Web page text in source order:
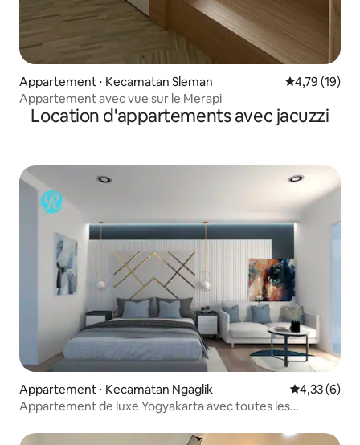
Appartement ⋅ Kecamatan Sleman Évaluation
4,79 (19)
Appartement avec vue sur le Merapi
Location d'appartements avec jacuzzi
Appartement ⋅ Kecamatan Ngaglik Évaluation
4,33 (6)
Appartement de luxe Yogyakarta avec toutes les